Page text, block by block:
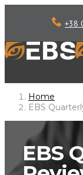
+38
Home
EBS
EBS